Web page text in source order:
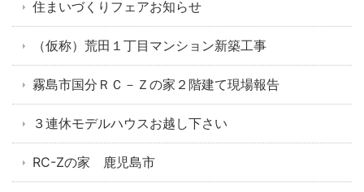
住まいづくりフェアお知らせ
（仮称）荒田１丁目マンション新築工事
霧島市国分ＲＣ－Ｚの家２階建て現場報告
３連休モデルハウスお越し下さい
RC-Zの家 鹿児島市